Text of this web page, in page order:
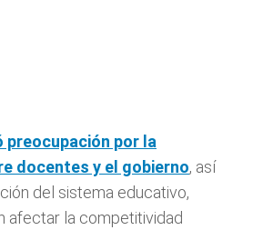
preocupación por la
docentes y el gobierno, así
del sistema educativo,
afectar la competitividad